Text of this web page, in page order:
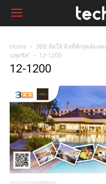
Home
3BB จัดให้ ดีลที่พักสุดคุ้มลด
ปสุดชิล”
12-1200
12-1200